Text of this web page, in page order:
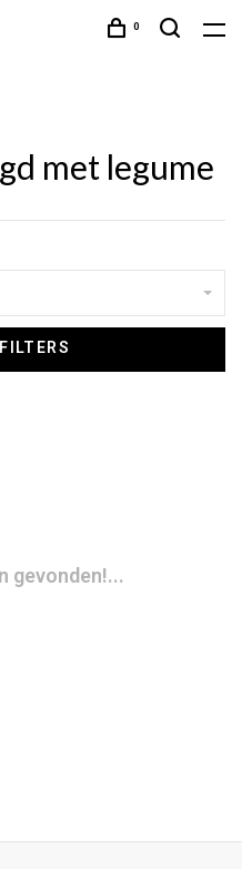
0
met legume
gevonden!...